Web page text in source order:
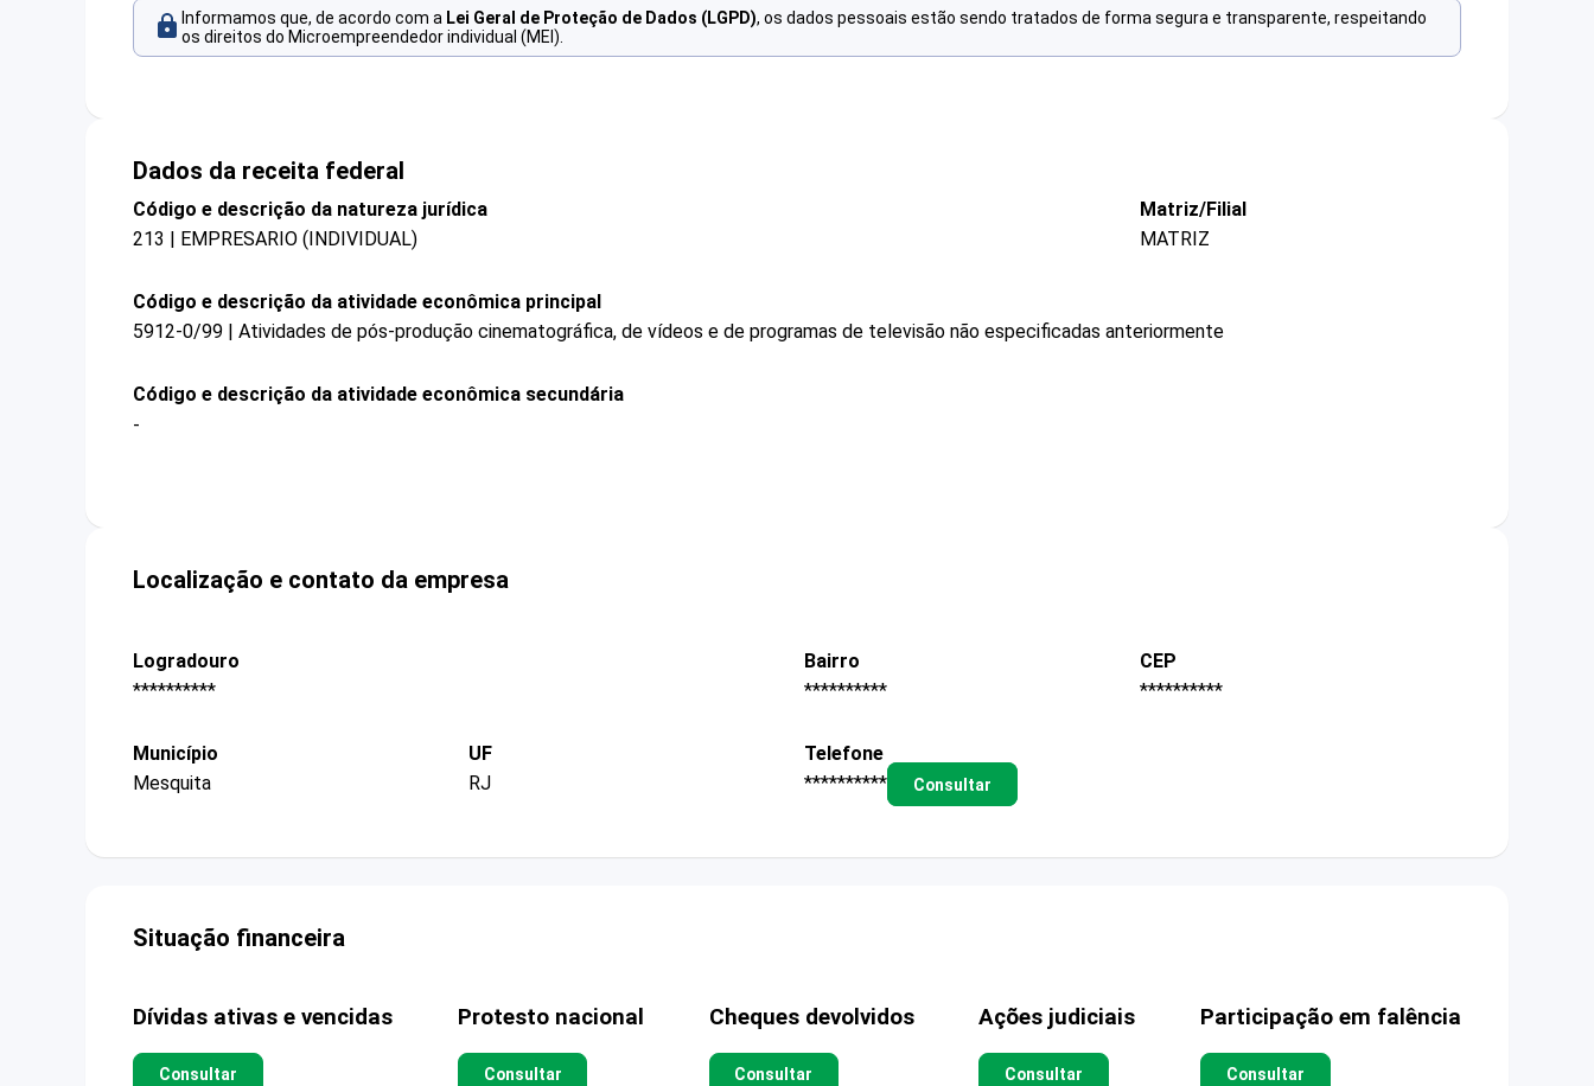
Informamos que, de acordo com a Lei Geral de Proteção de Dados (LGPD), os dados pessoais estão sendo tratados de forma segura e transparente, respeitando
os direitos do Microempreendedor individual (MEI).
Dados da receita federal
Código e descrição da natureza jurídica
213 | EMPRESARIO (INDIVIDUAL)
Matriz/Filial
MATRIZ
Código e descrição da atividade econômica principal
5912-0/99 | Atividades de pós-produção cinematográfica, de vídeos e de programas de televisão não especificadas anteriormente
Código e descrição da atividade econômica secundária
-
Localização e contato da empresa
Logradouro
**********
Bairro
**********
CEP
**********
Município
Mesquita
UF
RJ
Telefone
**********
Consultar
Situação financeira
Dívidas ativas e vencidas
Consultar
Protesto nacional
Consultar
Cheques devolvidos
Consultar
Ações judiciais
Consultar
Participação em falência
Consultar